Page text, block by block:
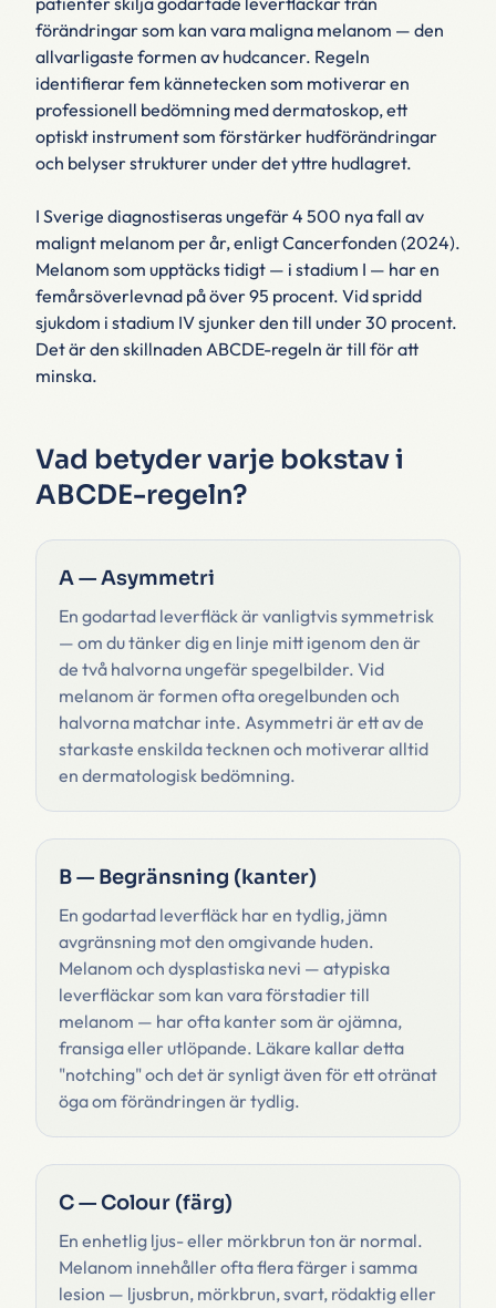
förändringar som kan vara maligna melanom — den
allvarligaste formen av hudcancer. Regeln
identifierar fem kännetecken som motiverar en
professionell bedömning med dermatoskop, ett
optiskt instrument som förstärker hudförändringar
och belyser strukturer under det yttre hudlagret.
I Sverige diagnostiseras ungefär 4 500 nya fall av
malignt melanom per år, enligt Cancerfonden (2024).
Melanom som upptäcks tidigt — i stadium I — har en
femårsöverlevnad på över 95 procent. Vid spridd
sjukdom i stadium IV sjunker den till under 30 procent.
Det är den skillnaden ABCDE-regeln är till för att
minska.
Vad betyder varje bokstav i
ABCDE-regeln?
A — Asymmetri
En godartad leverfläck är vanligtvis symmetrisk
— om du tänker dig en linje mitt igenom den är
de två halvorna ungefär spegelbilder. Vid
melanom är formen ofta oregelbunden och
halvorna matchar inte. Asymmetri är ett av de
starkaste enskilda tecknen och motiverar alltid
en dermatologisk bedömning.
B — Begränsning (kanter)
En godartad leverfläck har en tydlig, jämn
avgränsning mot den omgivande huden.
Melanom och dysplastiska nevi — atypiska
leverfläckar som kan vara förstadier till
melanom — har ofta kanter som är ojämna,
fransiga eller utlöpande. Läkare kallar detta
"notching" och det är synligt även för ett otränat
öga om förändringen är tydlig.
C — Colour (färg)
En enhetlig ljus- eller mörkbrun ton är normal.
Melanom innehåller ofta flera färger i samma
lesion — ljusbrun, mörkbrun, svart, rödaktig eller